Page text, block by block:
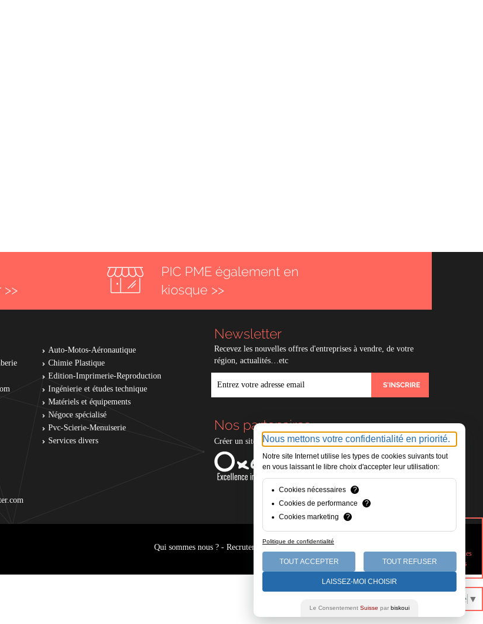
PIC PME également en
kiosque >>
Auto-Motos-Aéronautique
Chimie Plastique
Edition-Imprimerie-Reproduction
Ingénierie et études technique
Matériels et équipements
Négoce spécialisé
Pvc-Scierie-Menuiserie
Services divers
Newsletter
Recevez les nouvelles offres d'entreprises à vendre, de votre
région, actualités…etc
Nos partenaires
Créer un site e-commerce avec Experts compables
Qui sommes nous ?- Recrutement-Accès privé
Parcourir les
annonces
Select Language ▼
Nous mettons votre confidentialité en priorité.
Notre site Internet utilise les types de cookies suivants tout
en vous laissant le libre choix d'accepter leur utilisation:
Cookies nécessaires
?
Cookies de performance
?
Cookies marketing
?
Politique de confidentialité
TOUT ACCEPTER TOUT REFUSER
LAISSEZ-MOI CHOISIR
Le Consentement Suisse par biskoui